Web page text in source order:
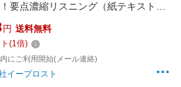
要点濃縮リスニング（紙テキスト付
(sfk004)｜社会福祉士の教科書 暗記
スキマ時間 独学 受験対策 本
円 送料無料
(1倍)
にご利用開始(メール連絡)
イープロスト